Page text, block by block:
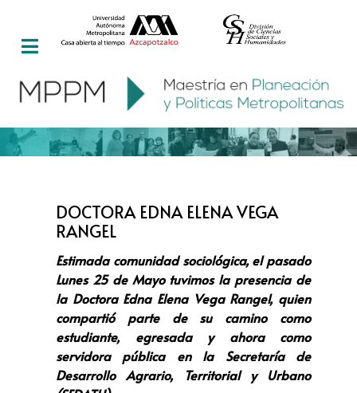
DOCTORA EDNA ELENA VEGA
RANGEL
Estimada comunidad sociológica, el pasado
Lunes 25 de Mayo tuvimos la presencia de
la Doctora Edna Elena Vega Rangel, quien
compartió parte de su camino como
estudiante, egresada y ahora como
servidora pública en la Secretaría de
Desarrollo Agrario, Territorial y Urbano